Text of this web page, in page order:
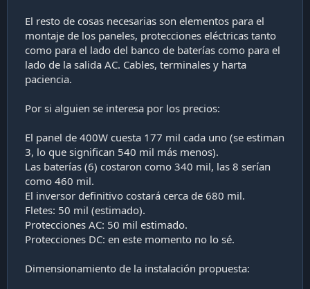
El resto de cosas necesarias son elementos para el
montaje de los paneles, protecciones eléctricas tanto
como para el lado del banco de baterías como para el
lado de la salida AC. Cables, terminales y harta
paciencia.
Por si alguien se interesa por los precios:
El panel de 400W cuesta 177 mil cada uno (se estiman
3, lo que significan 540 mil más menos).
Las baterías (6) costaron como 340 mil, las 8 serían
como 460 mil.
El inversor definitivo costará cerca de 680 mil.
Fletes: 50 mil (estimado).
Protecciones AC: 50 mil estimado.
Protecciones DC: en este momento no lo sé.
Dimensionamiento de la instalación propuesta: